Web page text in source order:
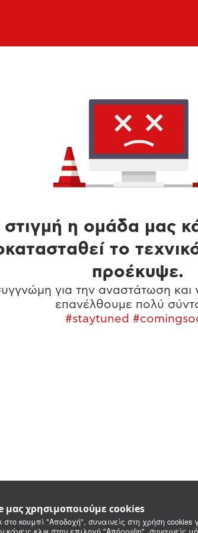
μας χρησιμοποιούμε cookies
στο κουμπί "Αποδοχή", συναινείς στη χρήση cookies
η ομάδα μας
το
προέκυψε.
για την αναστάτωση και
επανέλθουμε πολύ
#staytuned